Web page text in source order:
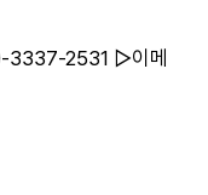
2531 ▷이메